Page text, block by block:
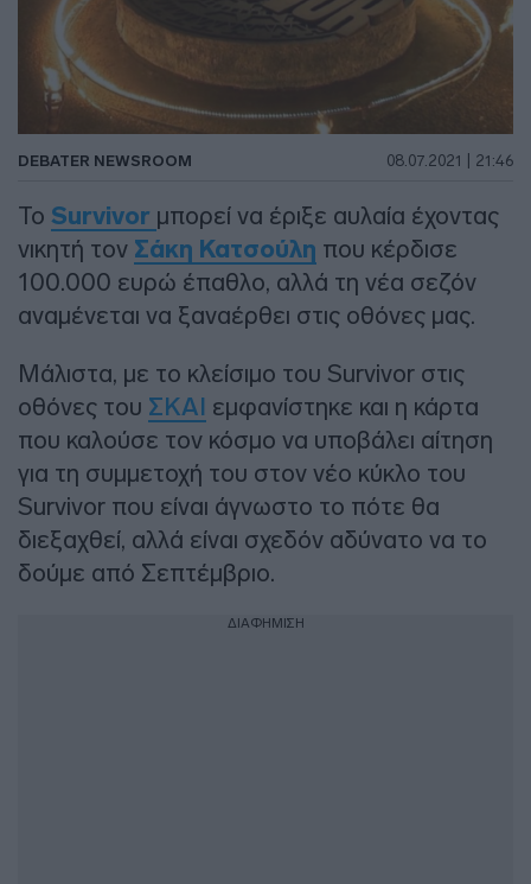
DEBATER NEWSROOM 08.07.2021 | 21:46
Το Survivor μπορεί να έριξε αυλαία έχοντας
νικητή τον Σάκη Κατσούλη που κέρδισε
100.000 ευρώ έπαθλο, αλλά τη νέα σεζόν
αναμένεται να ξαναέρθει στις οθόνες μας.
Μάλιστα, με το κλείσιμο του Survivor στις
οθόνες του ΣΚΑΙ εμφανίστηκε και η κάρτα
που καλούσε τον κόσμο να υποβάλει αίτηση
για τη συμμετοχή του στον νέο κύκλο του
Survivor που είναι άγνωστο το πότε θα
διεξαχθεί, αλλά είναι σχεδόν αδύνατο να το
δούμε από Σεπτέμβριο.
ΔΙΑΦΗΜΙΣΗ